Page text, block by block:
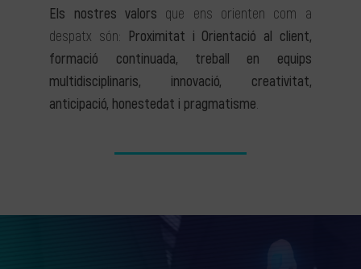
Els nostres valors que ens orienten com a
despatx són: Proximitat i Orientació al client,
formació continuada, treball en equips
multidisciplinaris, innovació, creativitat,
anticipació, honestedat i pragmatisme.